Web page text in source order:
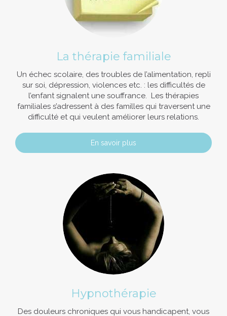
La thérapie familiale
Un échec scolaire, des troubles de l’alimentation, repli
sur soi, dépression, violences etc. : les difficultés de
l’enfant signalent une souffrance. Les thérapies
familiales s’adressent à des familles qui traversent une
difficulté et qui veulent améliorer leurs relations.
En savoir plus
Hypnothérapie
Des douleurs chroniques qui vous handicapent, vous